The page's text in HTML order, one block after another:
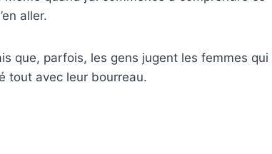
aller.
que, parfois, les gens jugent les femmes qui
tout avec leur bourreau.